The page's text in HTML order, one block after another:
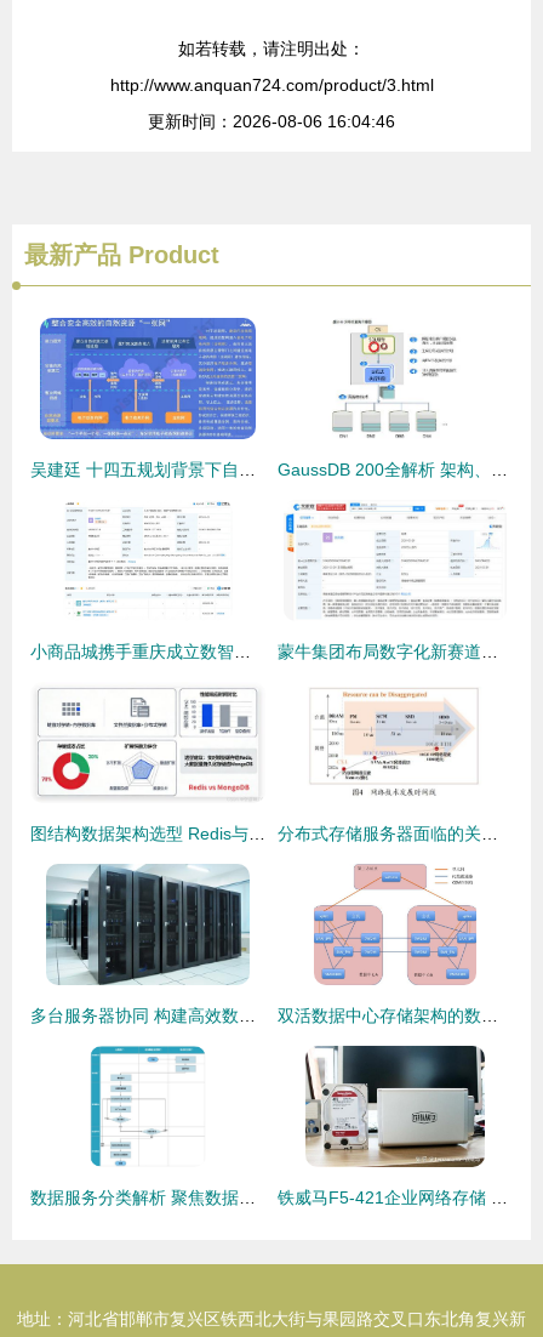
如若转载，请注明出处：
http://www.anquan724.com/product/3.html
更新时间：2026-08-06 16:04:46
最新产品 Product
地址：河北省邯郸市复兴区铁西北大街与果园路交叉口东北角复兴新